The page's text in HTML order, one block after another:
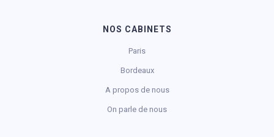
NOS CABINETS
Paris
Bordeaux
A propos de nous
On parle de nous